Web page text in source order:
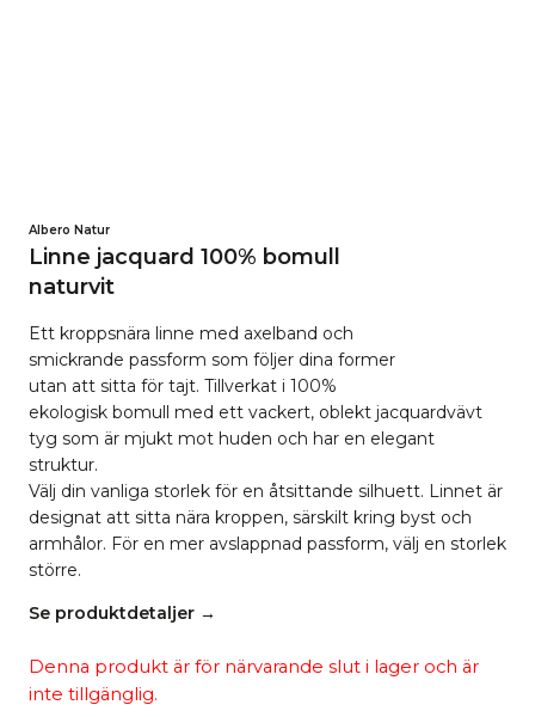
Albero Natur
Linne jacquard 100% bomull
naturvit
Ett kroppsnära linne med axelband och
smickrande passform som följer dina former
utan att sitta för tajt. Tillverkat i 100%
ekologisk bomull med ett vackert, oblekt jacquardvävt
tyg som är mjukt mot huden och har en elegant
struktur.
Välj din vanliga storlek för en åtsittande silhuett. Linnet är
designat att sitta nära kroppen, särskilt kring byst och
armhålor. För en mer avslappnad passform, välj en storlek
större.
Se produktdetaljer →
Denna produkt är för närvarande slut i lager och är
inte tillgänglig.